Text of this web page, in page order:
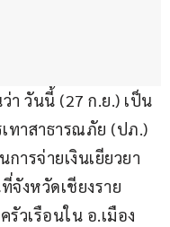
า วันนี้ (27 ก.ย.) เป็น
ทาสาธารณภัย (ปภ.)
ารจ่ายเงินเยียวยา
งหวัดเชียงราย
วเรือนใน อ.เมือง